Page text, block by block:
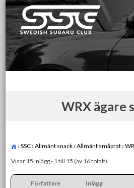
Skip
to
content
Swedish Subaru Club
För oss som älskar Subaru!
WRX ägare
› SSC › Allmänt snack › Allmänt småprat ›
Visar 15 inlägg - 1 till 15 (av 16 totalt)
Författare Inlägg